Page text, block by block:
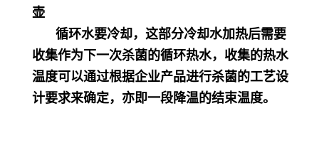
壶
循环水要冷却，这部分冷却水加热后需要
收集作为下一次杀菌的循环热水，收集的热水
温度可以通过根据企业产品进行杀菌的工艺设
计要求来确定，亦即一段降温的结束温度。